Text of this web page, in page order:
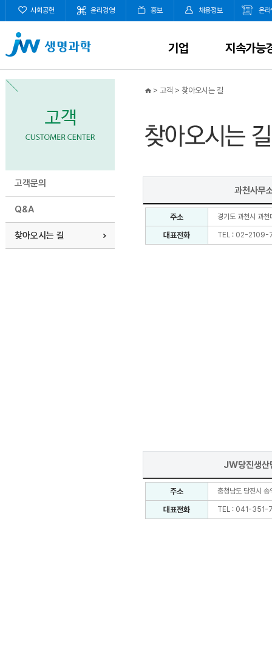
사회공헌 윤리경영 홍보 채용정보 온
기업 지속가능
고객문의
Q&A
찾아오시는 길
> 고객 > 찾아오시는 길
과천사무
주소 경기도 과천시 과
대표전화 TEL : 02-2109-
JW당진생산
주소 충청남도 당진시
대표전화 TEL : 041-